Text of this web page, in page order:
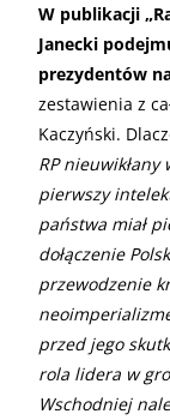
W publikacji
Janecki
prezydentów
zestawienia z
Kaczyński.
RP
pierwszy
państwa miał
dołączenie
przewodzenie
przed jego
rola lidera w
Wschodniej